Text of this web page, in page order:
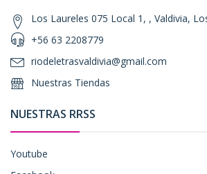
Los Laureles 075 Local 1, , Valdivia,
+56 63 2208779
riodeletrasvaldivia@gmail.com
Nuestras Tiendas
NUESTRAS RRSS
Youtube